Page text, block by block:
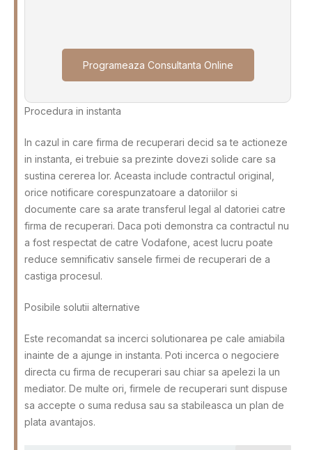
Programeaza Consultanta Online
Procedura in instanta
In cazul in care firma de recuperari decid sa te actioneze
in instanta, ei trebuie sa prezinte dovezi solide care sa
sustina cererea lor. Aceasta include contractul original,
orice notificare corespunzatoare a datoriilor si
documente care sa arate transferul legal al datoriei catre
firma de recuperari. Daca poti demonstra ca contractul nu
a fost respectat de catre Vodafone, acest lucru poate
reduce semnificativ sansele firmei de recuperari de a
castiga procesul.
Posibile solutii alternative
Este recomandat sa incerci solutionarea pe cale amiabila
inainte de a ajunge in instanta. Poti incerca o negociere
directa cu firma de recuperari sau chiar sa apelezi la un
mediator. De multe ori, firmele de recuperari sunt dispuse
sa accepte o suma redusa sau sa stabileasca un plan de
plata avantajos.